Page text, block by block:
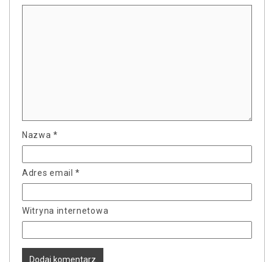
Nazwa*
Adres email*
Witryna internetowa